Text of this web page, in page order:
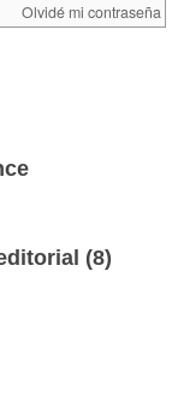
(8)
Olvidé mi contraseña